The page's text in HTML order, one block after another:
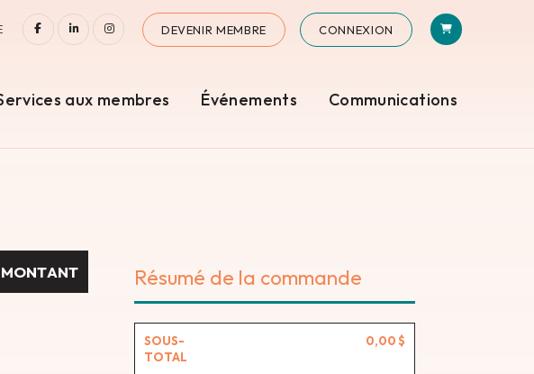
FACEBOOKLINKEDININSTAGRAMDEVENIR MEMBRE CONNEXION
PANIER
aux membres Événements Communications
MONTANT Résumé de la commande
SOUS-
TOTAL
0,00 $